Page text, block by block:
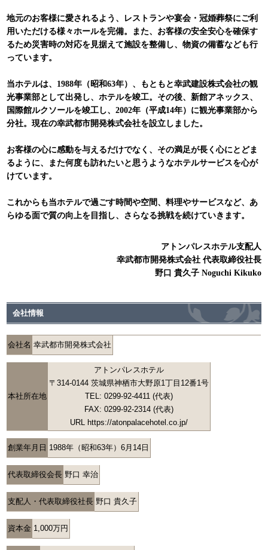
地元のお客様に愛されるよう、レストランや宴会・冠婚葬祭にご利
用いただける様々ホールを完備。また、お客様の安全安心を確保す
るため災害時の対応を見据えて施設を整備し、物資の備蓄なども行
っています。
当ホテルは、1988年（昭和63年）、もともと幸武建設株式会社の観
光事業部として出発し、ホテルを竣工。その後、新館アネックス、
国際館ルクソールを竣工し、2002年（平成14年）に観光事業部から
分社。現在の幸武都市開発株式会社を設立しました。
お客様の心に感動を与えるだけでなく、その満足が長く心にとどま
るように、また何度も訪れたいと思うようなホテルサービスを心が
けています。
これからも当ホテルで過ごす時間や空間、料理やサービスなど、あ
らゆる面で質の向上を目指し、さらなる挑戦を続けていきます。
アトンパレスホテル支配人
幸武都市開発株式会社 代表取締役社長
野口 貴久子 Noguchi Kikuko
会社情報
会社名 幸武都市開発株式会社
本社所在地
アトンパレスホテル
〒314-0144 茨城県神栖市大野原1丁目12番1号
TEL: 0299-92-4411 (代表)
FAX: 0299-92-2314 (代表)
URL https://atonpalacehotel.co.jp/
創業年月日 1988年（昭和63年）6月14日
代表取締役会長 野口 幸治
支配人・代表取締役社長 野口 貴久子
資本金 1,000万円